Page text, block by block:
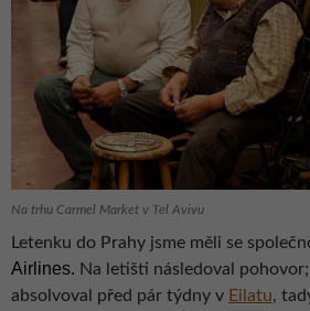
Na trhu Carmel Market v Tel Avivu
Letenku do Prahy jsme měli se
Airlines. Na letišti následoval
absolvoval před pár týdny v Eilatu,